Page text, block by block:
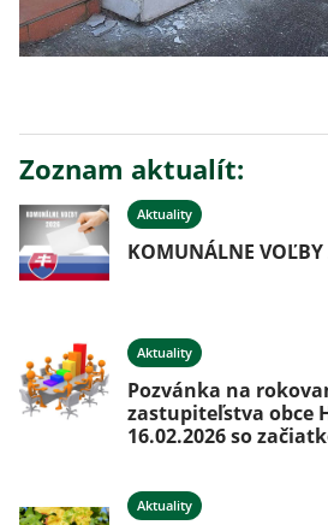
Zoznam aktualít:
Aktuality
KOMUNÁLNE VOĽBY
Aktuality
Pozvánka na
zastupiteľstva obce
16.02.2026 so
Aktuality